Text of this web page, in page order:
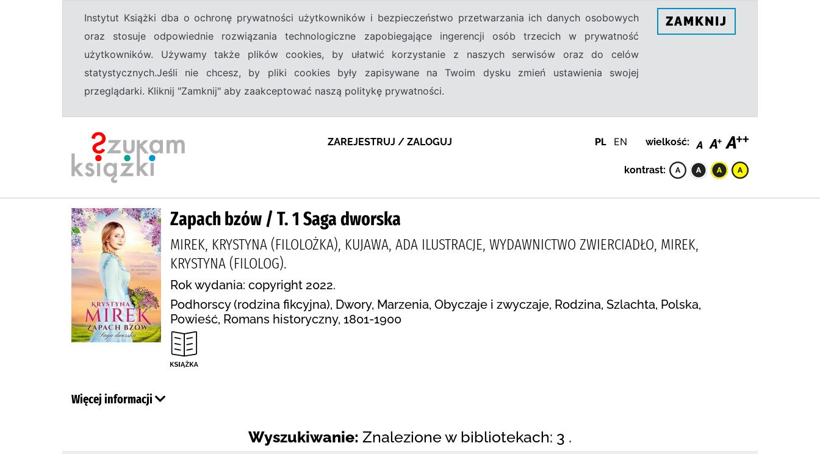
Instytut Książki dba o ochronę prywatności użytkowników i bezpieczeństwo przetwarzania ich danych osobowych
oraz stosuje odpowiednie rozwiązania technologiczne zapobiegające ingerencji osób trzecich w prywatność
użytkowników. Używamy także plików cookies, by ułatwić korzystanie z naszych serwisów oraz do celów
statystycznych.Jeśli nie chcesz, by pliki cookies były zapisywane na Twoim dysku zmień ustawienia swojej
przeglądarki. Kliknij "Zamknij" aby zaakceptować naszą politykę prywatności.
ZAMKNIJ
ZAREJESTRUJ / ZALOGUJ PL EN wielkość:
kontrast:
Zapach bzów / T. 1 Saga dworska
MIREK, KRYSTYNA (FILOLOŻKA), KUJAWA, ADA ILUSTRACJE, WYDAWNICTWO ZWIERCIADŁO, MIREK,
KRYSTYNA (FILOLOG).
Rok wydania: copyright 2022.
Podhorscy (rodzina fikcyjna), Dwory, Marzenia, Obyczaje i zwyczaje, Rodzina, Szlachta, Polska,
Powieść, Romans historyczny, 1801-1900
Więcej informacji
Wyszukiwanie: Znalezione w bibliotekach: 3 .